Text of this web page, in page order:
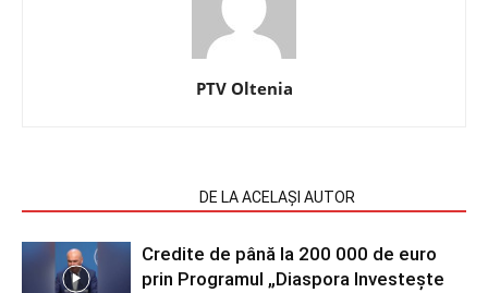
PTV Oltenia
DE LA ACELAȘI AUTOR
Credite de până la 200 000 de euro
prin Programul „Diaspora Investește